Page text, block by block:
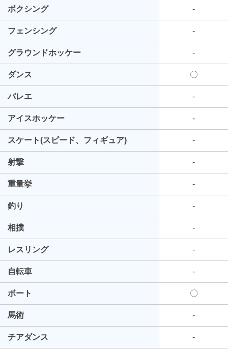
ボクシング -
フェンシング -
グラウンドホッケー -
ダンス 〇
バレエ -
アイスホッケー -
スケート(スピード、フィギュア) -
射撃 -
重量挙 -
釣り -
相撲 -
レスリング -
自転車 -
ボート 〇
馬術 -
チアダンス -